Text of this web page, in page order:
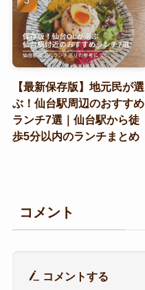
【最新保存版】地元民が選
ぶ！仙台駅周辺のおすすめ
ランチ7選｜仙台駅から徒
歩5分以内のランチまとめ
コメント
コメントする